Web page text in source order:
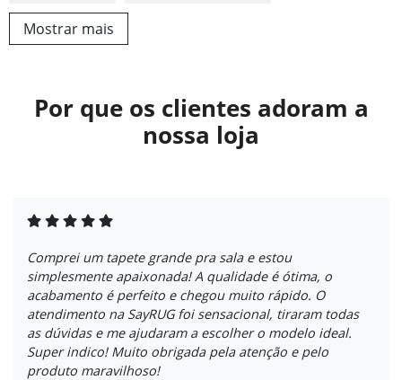
Mostrar mais
Por que os clientes adoram a
nossa loja
Comprei um tapete grande pra sala e estou
simplesmente apaixonada! A qualidade é ótima, o
acabamento é perfeito e chegou muito rápido. O
atendimento na SayRUG foi sensacional, tiraram todas
as dúvidas e me ajudaram a escolher o modelo ideal.
Super indico! Muito obrigada pela atenção e pelo
produto maravilhoso!